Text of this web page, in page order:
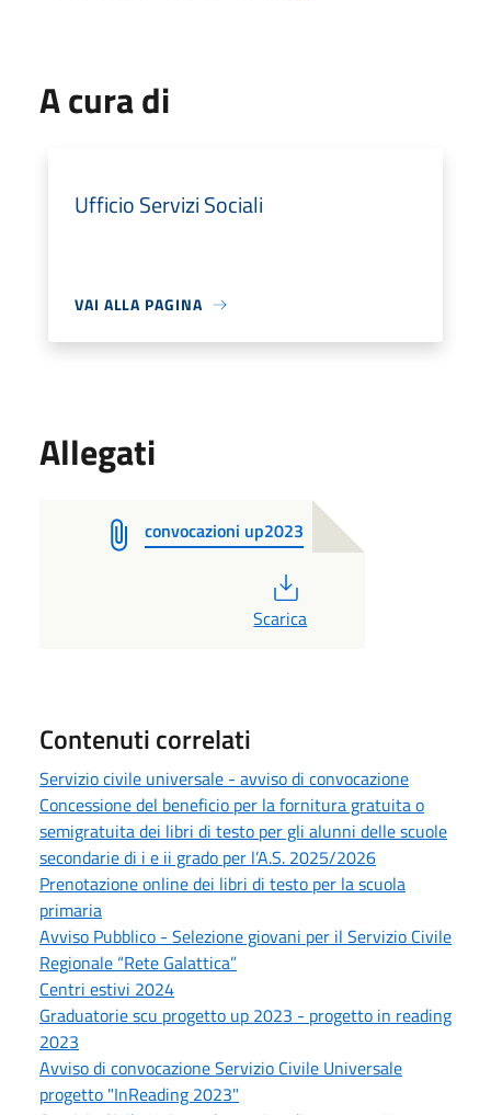
A cura di
Ufficio Servizi Sociali
VAI ALLA PAGINA
Allegati
convocazioni up2023
Scarica
Contenuti correlati
Servizio civile universale - avviso di convocazione
Concessione del beneficio per la fornitura gratuita o
semigratuita dei libri di testo per gli alunni delle scuole
secondarie di i e ii grado per l’A.S. 2025/2026
Prenotazione online dei libri di testo per la scuola
primaria
Avviso Pubblico - Selezione giovani per il Servizio Civile
Regionale “Rete Galattica”
Centri estivi 2024
Graduatorie scu progetto up 2023 - progetto in reading
2023
Avviso di convocazione Servizio Civile Universale
progetto "InReading 2023"